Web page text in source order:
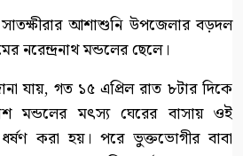
আশাশুনি উপজেলার বড়দল
নরেন্দ্রনাথ মন্ডলের ছেলে।
যায়, গত ১৫ এপ্রিল রাত ৮টার দিকে
মন্ডলের মৎস্য ঘেরের বাসায় ওই
ধর্ষণ করা হয়। পরে ভুক্তভোগীর বাবা